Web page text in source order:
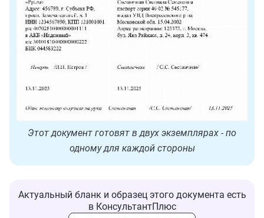
Этот документ готовят в двух экземплярах - по
одному для каждой стороны
Актуальный бланк и образец этого документа есть
в КонсультантПлюс